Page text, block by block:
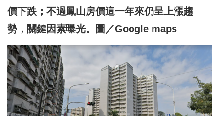
價下跌；不過鳳山房價這一年來仍呈上漲趨
勢，關鍵因素曝光。圖／Google maps